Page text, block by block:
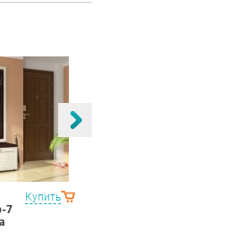
Купить
7